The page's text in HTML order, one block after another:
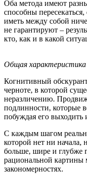
Оба метода имеют
способны
иметь между собой
не гарантируют –
кто, как и в какой
Общая характеристика
Когнитивный
черноте, в которой
неразличению.
подлинности, которые
побуждая его выходить
С каждым шагом
которой нет ни начала,
больше, шире и глубже
рациональной
закономерностях.